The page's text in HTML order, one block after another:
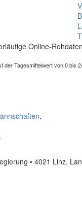
Online-
der Tagesmittelwert von 0 bis
.
.
• 4021 Linz,